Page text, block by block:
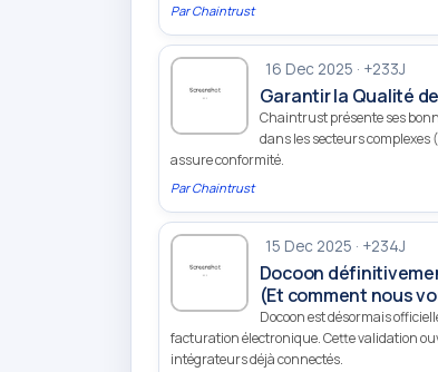
ParChaintrust
16 Dec 2025 · +233J
Garantir la Qualité
Chaintrust présente ses
dans les secteurs complexes
assure conformité.
ParChaintrust
15 Dec 2025 · +234J
Docoon
(Et comment nous
Docoon est désormais
facturation électronique. Cette validation
intégrateurs déjà connectés.